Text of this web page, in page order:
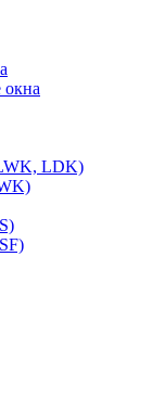
окна
LDK)